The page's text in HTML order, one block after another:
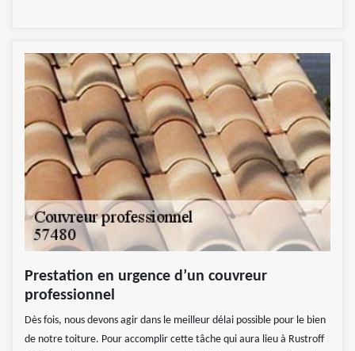
Prestation en urgence d’un couvreur
professionnel
Dès fois, nous devons agir dans le meilleur délai possible pour le bien
de notre toiture. Pour accomplir cette tâche qui aura lieu à Rustroff